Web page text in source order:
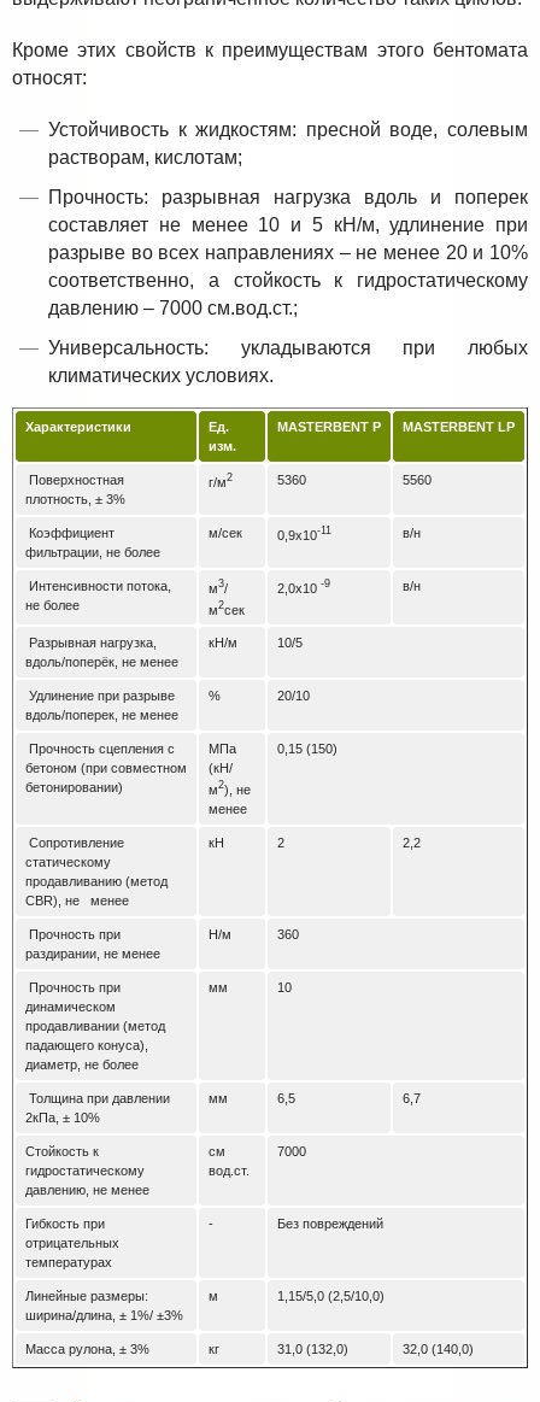
Кроме этих свойств к преимуществам этого бентомата
относят:
Устойчивость к жидкостям: пресной воде, солевым
растворам, кислотам;
Прочность: разрывная нагрузка вдоль и поперек
составляет не менее 10 и 5 кН/м, удлинение при
разрыве во всех направлениях – не менее 20 и 10%
соответственно, а стойкость к гидростатическому
давлению – 7000 см.вод.ст.;
Универсальность: укладываются при любых
климатических условиях.
Характеристики
Ед.
изм.
MASTERBENT P MASTERBENT LP
Поверхностная
плотность, ± 3%
г/м2 5360 5560
Коэффициент
фильтрации, не более
м/сек 0,9х10-11 в/н
Интенсивности потока,
не более
м3/
м2сек
2,0х10 -9 в/н
Разрывная нагрузка,
вдоль/поперёк, не менее
кН/м 10/5
Удлинение при разрыве
вдоль/поперек, не менее
% 20/10
Прочность сцепления с
бетоном (при совместном
бетонировании)
МПа
(кН/
м2), не
менее
0,15 (150)
Сопротивление
статическому
продавливанию (метод
СBR), не менее
кН 2 2,2
Прочность при
раздирании, не менее
Н/м 360
Прочность при
динамическом
продавливании (метод
падающего конуса),
диаметр, не более
мм 10
Толщина при давлении
2кПа, ± 10%
мм 6,5 6,7
Стойкость к
гидростатическому
давлению, не менее
см
вод.ст.
7000
Гибкость при
отрицательных
температурах
- Без повреждений
Линейные размеры:
ширина/длина, ± 1%/ ±3%
м 1,15/5,0 (2,5/10,0)
Масса рулона, ± 3% кг 31,0 (132,0) 32,0 (140,0)